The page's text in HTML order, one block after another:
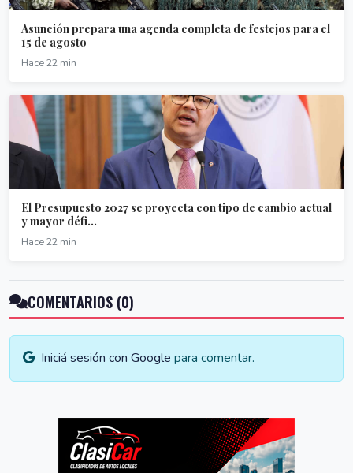
Asunción prepara una agenda completa de festejos para el
15 de agosto
Hace 22 min
El Presupuesto 2027 se proyecta con tipo de cambio actual
y mayor défi...
Hace 22 min
COMENTARIOS (0)
Iniciá sesión con Google para comentar.